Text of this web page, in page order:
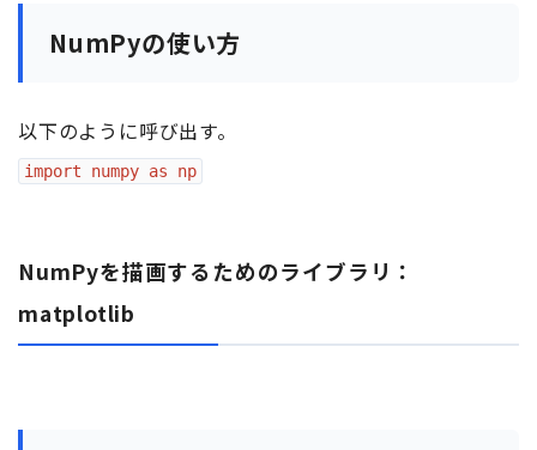
NumPyの使い方
以下のように呼び出す。
import numpy as np
NumPyを描画するためのライブラリ：
matplotlib